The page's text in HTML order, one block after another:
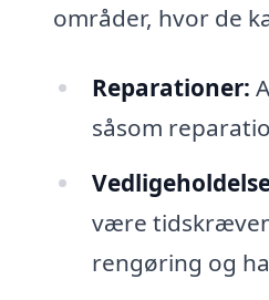
områder, hvor de
Reparationer:
såsom
være
rengøring og